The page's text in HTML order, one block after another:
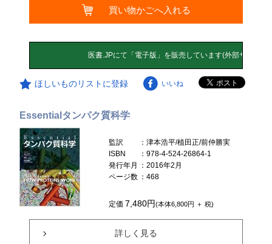
買い物かごへ入れる
ほしいものリストに登録 いいね
Essentialタンパク質科学
監訳
：津本浩平/植田正/前仲勝実
ISBN
：978-4-524-26864-1
発行年月
：2016年2月
ページ数 ：468
定価7,480円(本体6,800円 ＋ 税)
詳しく見る